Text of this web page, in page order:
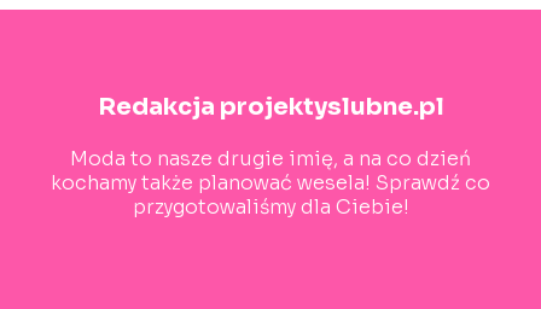
Redakcja projektyslubne.pl
Moda to nasze drugie imię, a na co dzień
kochamy także planować wesela! Sprawdź co
przygotowaliśmy dla Ciebie!